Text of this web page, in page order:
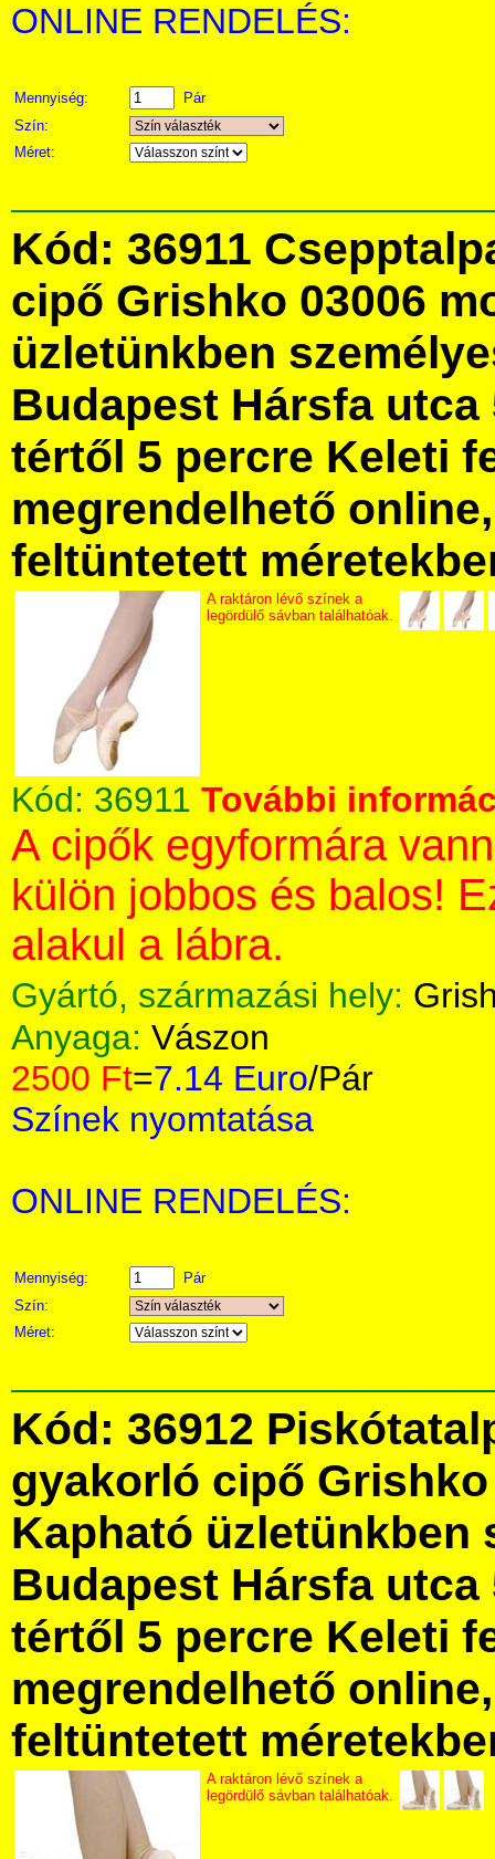
ONLINE RENDELÉS:
Mennyiség:
Pár
Szín:
Méret:
Kód: 36911
cipő Grishko 03006
üzletünkben
Budapest Hársfa utca
tértől 5 percre Keleti
megrendelhető
feltüntetett
A raktáron lévő színek a
legördülő sávban találhatóak.
Kód: 36911 További
A cipők egyformára
külön jobbos és balos!
alakul a lábra.
Gyártó, származási hely:
Anyaga: Vászon
2500 Ft=7.14 Euro/Pár
Színek nyomtatása
ONLINE RENDELÉS:
Mennyiség:
Pár
Szín:
Méret:
Kód: 36912
gyakorló cipő Grishko
Kapható üzletünkben
Budapest Hársfa utca
tértől 5 percre Keleti
megrendelhető
feltüntetett
A raktáron lévő színek a
legördülő sávban találhatóak.